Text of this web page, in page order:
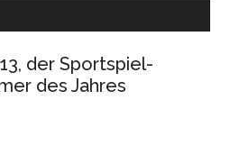
der Sportspiel-
des Jahres